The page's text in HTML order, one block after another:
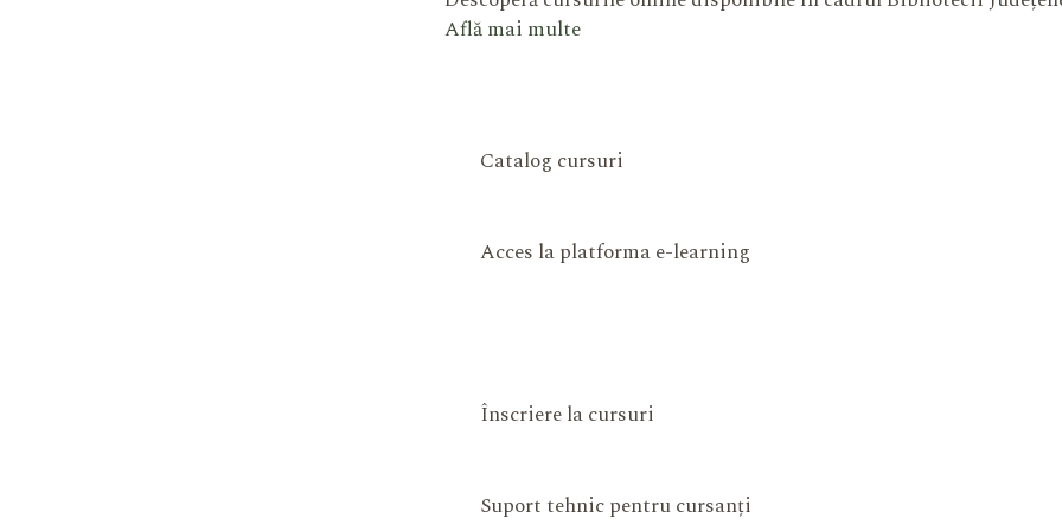
Află mai multe
Catalog cursuri
Acces la platforma e-learning
Înscriere la cursuri
Suport tehnic pentru cursanți